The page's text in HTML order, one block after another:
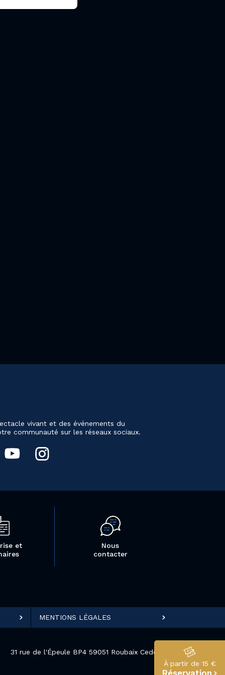
À partir de 15 €
Réservation
vivant et des événements du
communauté sur les réseaux sociaux.
et
Nous
contacter
MENTIONS LÉGALES
31 rue de l'Épeule BP4 59051 Roubaix Cedex 1